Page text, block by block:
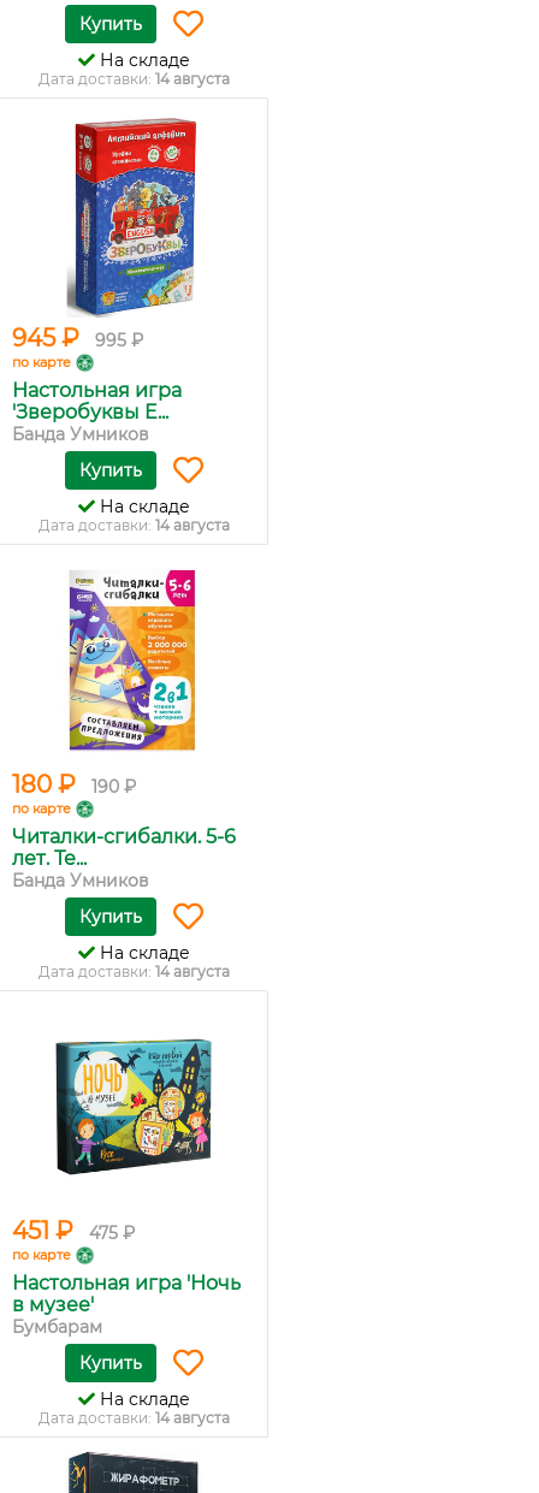
Купить
На складе
Дата доставки: 14 августа
945 ₽ 995 ₽
по карте
Настольная игра
'Зверобуквы E...
Банда Умников
Купить
На складе
Дата доставки: 14 августа
180 ₽ 190 ₽
по карте
Читалки-сгибалки. 5-6
лет. Те...
Банда Умников
Купить
На складе
Дата доставки: 14 августа
451 ₽ 475 ₽
по карте
Настольная игра 'Ночь
в музее'
Бумбарам
Купить
На складе
Дата доставки: 14 августа